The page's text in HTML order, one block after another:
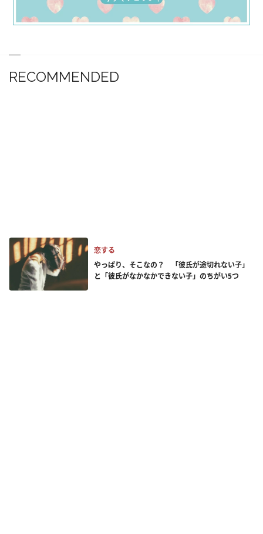
RECOMMENDED
恋する
やっぱり、そこなの？ 「彼氏が途切れない子」
と「彼氏がなかなかできない子」のちがい5つ